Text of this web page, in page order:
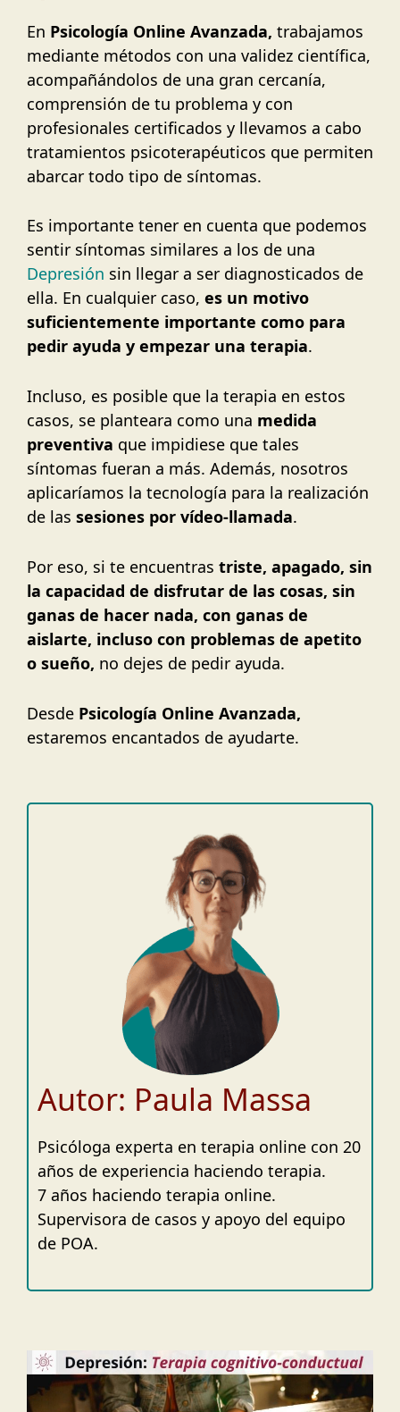
En Psicología Online Avanzada, trabajamos
mediante métodos con una validez científica,
acompañándolos de una gran cercanía,
comprensión de tu problema y con
profesionales certificados y llevamos a cabo
tratamientos psicoterapéuticos que permiten
abarcar todo tipo de síntomas.
Es importante tener en cuenta que podemos
sentir síntomas similares a los de una
Depresión sin llegar a ser diagnosticados de
ella. En cualquier caso, es un motivo
suficientemente importante como para
pedir ayuda y empezar una terapia.
Incluso, es posible que la terapia en estos
casos, se planteara como una medida
preventiva que impidiese que tales
síntomas fueran a más. Además, nosotros
aplicaríamos la tecnología para la realización
de las sesiones por vídeo-llamada.
Por eso, si te encuentras triste, apagado, sin
la capacidad de disfrutar de las cosas, sin
ganas de hacer nada, con ganas de
aislarte, incluso con problemas de apetito
o sueño, no dejes de pedir ayuda.
Desde Psicología Online Avanzada,
estaremos encantados de ayudarte.
Autor: Paula Massa
Psicóloga experta en terapia online con 20
años de experiencia haciendo terapia.
7 años haciendo terapia online.
Supervisora de casos y apoyo del equipo
de POA.